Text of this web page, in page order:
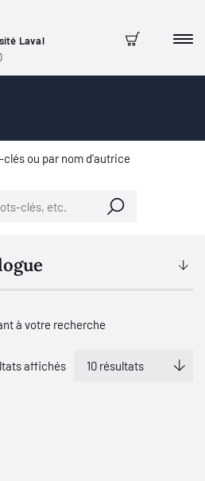
Laval
Panier
ou par nom d'autrice
à votre recherche
affichés